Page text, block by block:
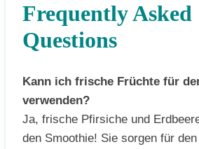
Frequently Asked
Questions
Kann ich frische Früchte für
verwenden?
Ja, frische Pfirsiche und
den Smoothie! Sie sorgen für